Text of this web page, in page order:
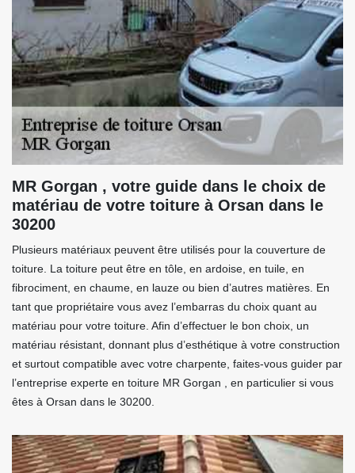
MR Gorgan , votre guide dans le choix de
matériau de votre toiture à Orsan dans le
30200
Plusieurs matériaux peuvent être utilisés pour la couverture de
toiture. La toiture peut être en tôle, en ardoise, en tuile, en
fibrociment, en chaume, en lauze ou bien d’autres matières. En
tant que propriétaire vous avez l’embarras du choix quant au
matériau pour votre toiture. Afin d’effectuer le bon choix, un
matériau résistant, donnant plus d’esthétique à votre construction
et surtout compatible avec votre charpente, faites-vous guider par
l’entreprise experte en toiture MR Gorgan , en particulier si vous
êtes à Orsan dans le 30200.